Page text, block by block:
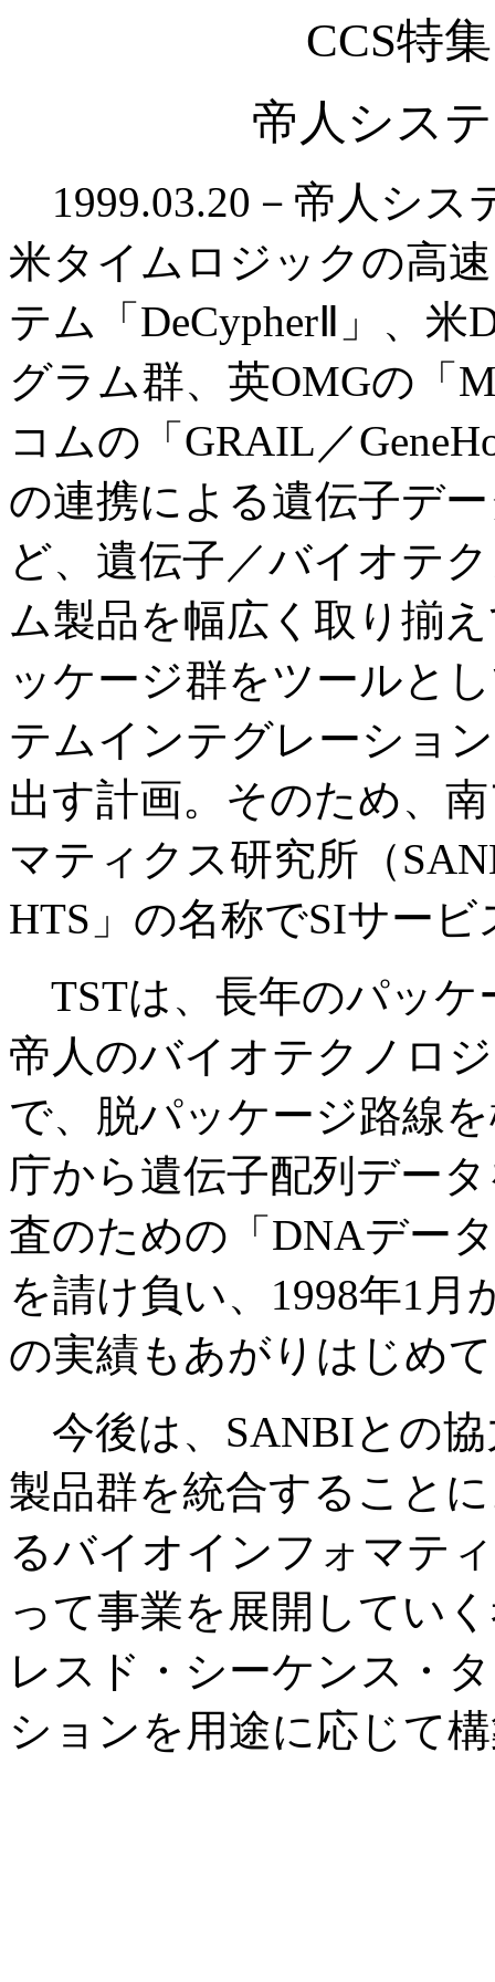
CCS特
帝人シス
1999.03.20－帝人シス
米タイムロジックの高
テム「DeCypherⅡ」、
グラム群、英OMGの「
コムの「GRAIL／
の連携による遺伝子デ
ど、遺伝子／バイオテ
ム製品を幅広く取り揃
ッケージ群をツールと
テムインテグレーショ
出す計画。そのため、
マティクス研究所（
HTS」の名称でSIサー
TSTは、長年のパッケ
帝人のバイオテクノロ
で、脱パッケージ路線
庁から遺伝子配列デー
査のための「DNAデー
を請け負い、1998年1
の実績もあがりはじめ
今後は、SANBIとの
製品群を統合すること
るバイオインフォマテ
って事業を展開してい
レスド・シーケンス・
ションを用途に応じて